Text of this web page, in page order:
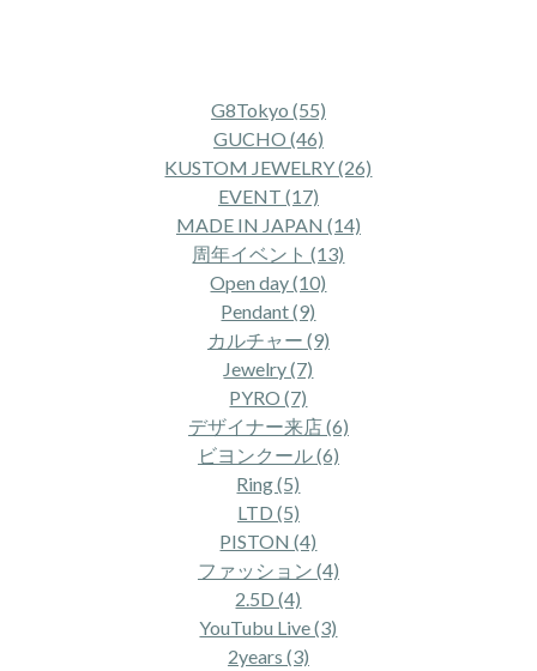
G8Tokyo (55)
GUCHO (46)
KUSTOM JEWELRY (26)
EVENT (17)
MADE IN JAPAN (14)
周年イベント (13)
Open day (10)
Pendant (9)
カルチャー (9)
Jewelry (7)
PYRO (7)
デザイナー来店 (6)
ビヨンクール (6)
Ring (5)
LTD (5)
PISTON (4)
ファッション (4)
2.5D (4)
YouTubu Live (3)
2years (3)